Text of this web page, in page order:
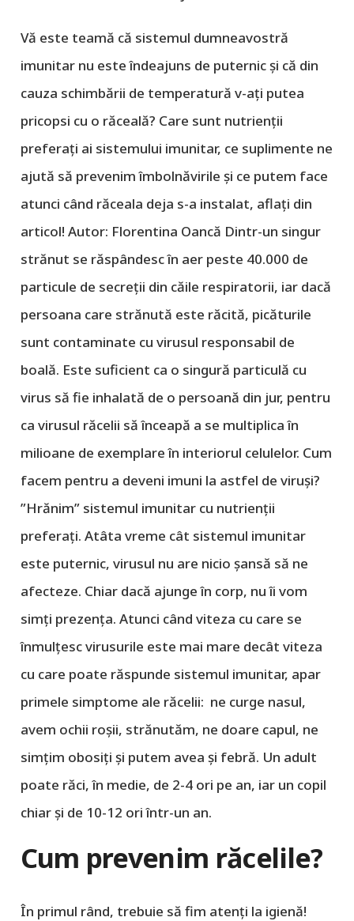
Vă este teamă că sistemul dumneavostră
imunitar nu este îndeajuns de puternic și că din
cauza schimbării de temperatură v-ați putea
pricopsi cu o răceală? Care sunt nutrienții
preferați ai sistemului imunitar, ce suplimente ne
ajută să prevenim îmbolnăvirile și ce putem face
atunci când răceala deja s-a instalat, aflați din
articol! Autor: Florentina Oancă Dintr-un singur
strănut se răspândesc în aer peste 40.000 de
particule de secreții din căile respiratorii, iar dacă
persoana care strănută este răcită, picăturile
sunt contaminate cu virusul responsabil de
boală. Este suficient ca o singură particulă cu
virus să fie inhalată de o persoană din jur, pentru
ca virusul răcelii să înceapă a se multiplica în
milioane de exemplare în interiorul celulelor. Cum
facem pentru a deveni imuni la astfel de viruși?
”Hrănim” sistemul imunitar cu nutrienții
preferați. Atâta vreme cât sistemul imunitar
este puternic, virusul nu are nicio șansă să ne
afecteze. Chiar dacă ajunge în corp, nu îi vom
simți prezența. Atunci când viteza cu care se
înmulțesc virusurile este mai mare decât viteza
cu care poate răspunde sistemul imunitar, apar
primele simptome ale răcelii: ne curge nasul,
avem ochii roșii, strănutăm, ne doare capul, ne
simțim obosiți și putem avea și febră. Un adult
poate răci, în medie, de 2-4 ori pe an, iar un copil
chiar și de 10-12 ori într-un an.
Cum prevenim răcelile?
În primul rând, trebuie să fim atenți la igienă!